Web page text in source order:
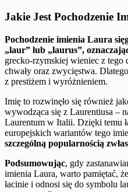
Jakie Jest Pochodzenie
Pochodzenie imienia Laura
„laur” lub „laurus”,
grecko-rzymskiej wieniec z tego
chwały oraz zwycięstwa.
z prestiżem i wyróżnieniem.
Imię to rozwinęło się również
wywodząca się z Laurentiusa –
Laurentum w Italii. Dzięki temu
europejskich wariantów tego
szczególną popularnością
Podsumowując, gdy
imienia Laura, warto pamiętać,
łacinie i odnosi się do symbolu